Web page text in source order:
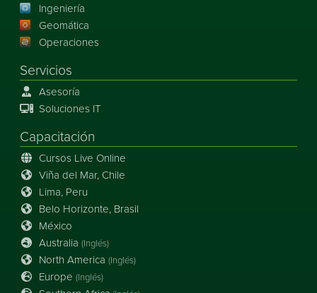
Ingeniería
Geomática
Operaciones
Servicios
Asesoría
Soluciones IT
Capacitación
Cursos Live Online
Viña del Mar, Chile
Lima, Peru
Belo Horizonte, Brasil
México
Australia (Inglés)
North America (Inglés)
Europe (Inglés)